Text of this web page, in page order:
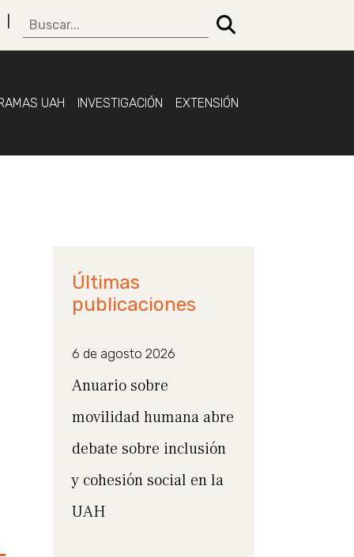
UAH INVESTIGACIÓN EXTENSIÓN
Últimas
publicaciones
6 de agosto 2026
Anuario sobre
movilidad humana abre
debate sobre inclusión
y cohesión social en la
UAH